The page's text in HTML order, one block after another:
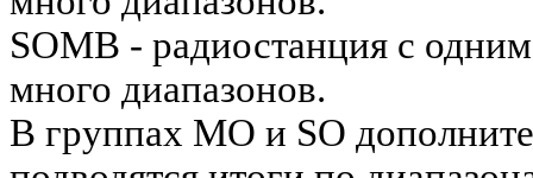
SOMB - радиостанция с
много диапазонов.
В группах МО и SO